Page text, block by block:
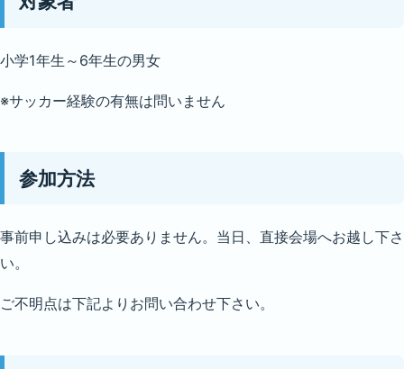
小学1年生～6年生の男女
※サッカー経験の有無は問いません
参加方法
事前申し込みは必要ありません。当日、直接会場へお越し下さ
い。
ご不明点は下記よりお問い合わせ下さい。